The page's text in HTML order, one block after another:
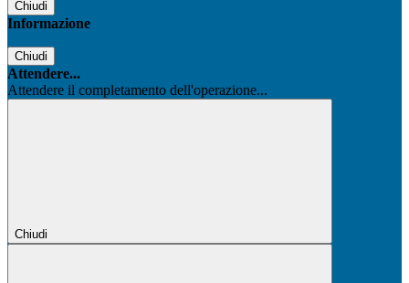
Chiudi
Informazione
Chiudi
Attendere...
Attendere il completamento dell'operazione...
Chiudi